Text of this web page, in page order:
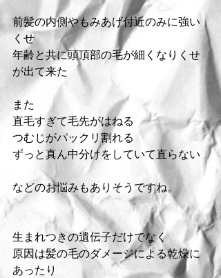
前髪の内側やもみあげ付近のみに強い
くせ
年齢と共に頭頂部の毛が細くなりくせ
が出て来た
また
直毛すぎて毛先がはねる
つむじがパックリ割れる
ずっと真ん中分けをしていて直らない
などのお悩みもありそうですね。
生まれつきの遺伝子だけでなく
原因は髪の毛のダメージによる乾燥に
あったり